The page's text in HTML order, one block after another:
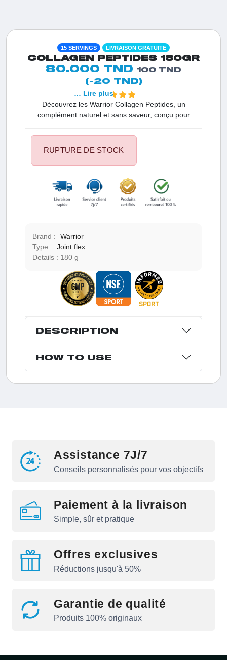
15 SERVINGS LIVRAISON GRATUITE
COLLAGEN PEPTIDES 180GR
80.000 TND 100 TND
(-20 TND)
Découvrez les Warrior Collagen Peptides, un
complément naturel et sans saveur, conçu pour
articulations. 12 g de peptides de collagène pur par
portion, faciles à mélanger dans toutes vos boissons
… Lire plus
RUPTURE DE STOCK
Brand :
Warrior
Type :
Joint flex
Details :
180 g
DESCRIPTION
HOW TO USE
Assistance 7J/7
Conseils personnalisés pour vos objectifs
Paiement à la livraison
Simple, sûr et pratique
Offres exclusives
Réductions jusqu'à 50%
Garantie de qualité
Produits 100% originaux